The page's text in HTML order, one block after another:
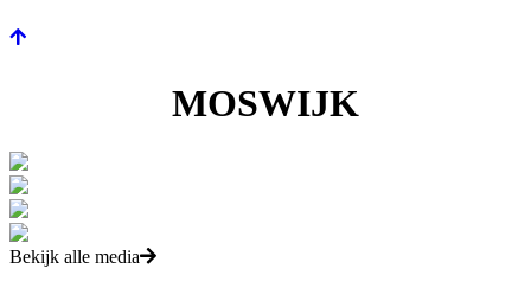
MOSWIJK
Bekijk alle media